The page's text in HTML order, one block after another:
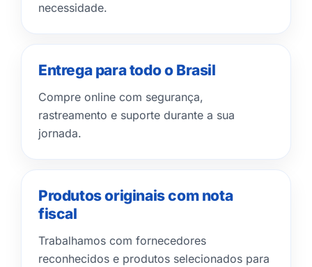
necessidade.
Entrega para todo o Brasil
Compre online com segurança,
rastreamento e suporte durante a sua
jornada.
Produtos originais com nota
fiscal
Trabalhamos com fornecedores
reconhecidos e produtos selecionados para